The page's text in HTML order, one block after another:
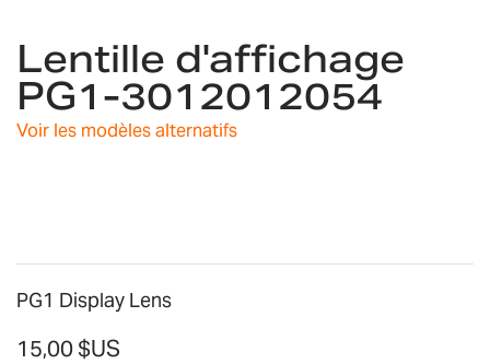
to
the
beginning
of
the
Lentille d'affichage
PG1-3012012054
Voir les modèles alternatifs
PG1 Display Lens
15,00 $US